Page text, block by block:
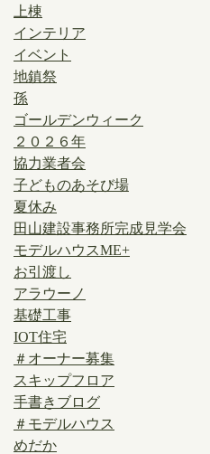
上棟
インテリア
イベント
地鎮祭
孫
ゴールデンウィーク
２０２６年
協力業者会
子どものあそび場
夏休み
田山建設事務所完成見学会
モデルハウスME+
お引渡し
アラウーノ
基礎工事
IOT住宅
＃オーナー募集
スキップフロア
手書きブログ
＃モデルハウス
めだか